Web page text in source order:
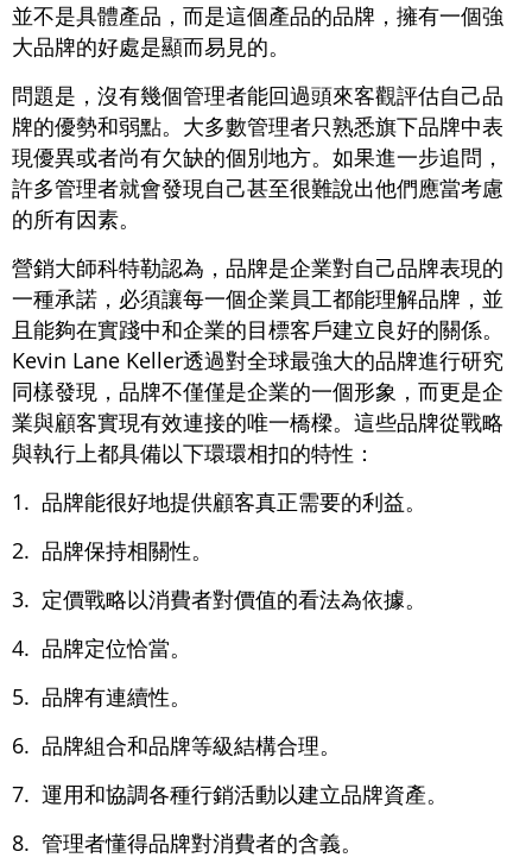
並不是具體產品，而是這個產品的品牌，擁有一個強
大品牌的好處是顯而易見的。
問題是，沒有幾個管理者能回過頭來客觀評估自己品
牌的優勢和弱點。大多數管理者只熟悉旗下品牌中表
現優異或者尚有欠缺的個別地方。如果進一步追問，
許多管理者就會發現自己甚至很難說出他們應當考慮
的所有因素。
營銷大師科特勒認為，品牌是企業對自己品牌表現的
一種承諾，必須讓每一個企業員工都能理解品牌，並
且能夠在實踐中和企業的目標客戶建立良好的關係。
Kevin Lane Keller透過對全球最強大的品牌進行研究
同樣發現，品牌不僅僅是企業的一個形象，而更是企
業與顧客實現有效連接的唯一橋樑。這些品牌從戰略
與執行上都具備以下環環相扣的特性：
1. 品牌能很好地提供顧客真正需要的利益。
2. 品牌保持相關性。
3. 定價戰略以消費者對價值的看法為依據。
4. 品牌定位恰當。
5. 品牌有連續性。
6. 品牌組合和品牌等級結構合理。
7. 運用和協調各種行銷活動以建立品牌資產。
8. 管理者懂得品牌對消費者的含義。